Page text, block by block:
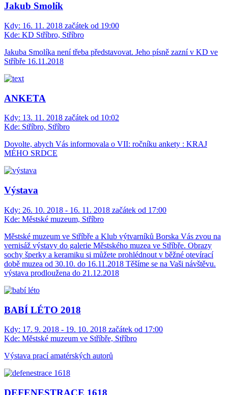
Jakub Smolík
Kdy: 16. 11. 2018 začátek od 19:00
Kde: KD Stříbro, Stříbro
Jakuba Smolíka není třeba představovat. Jeho písně zazní v KD ve
Stříbře 16.11.2018
ANKETA
Kdy: 13. 11. 2018 začátek od 10:02
Kde: Stříbro, Stříbro
Dovolte, abych Vás informovala o VII: ročníku ankety : KRAJ
MÉHO SRDCE
Výstava
Kdy: 26. 10. 2018 - 16. 11. 2018 začátek od 17:00
Kde: Městské muzeum, Stříbro
Městské muzeum ve Stříbře a Klub výtvarníků Borska Vás zvou na
vernisáž výstavy do galerie Městského muzea ve Stříbře. Obrazy
sochy šperky a keramiku si můžete prohlédnout v běžné otevírací
době muzea od 30.10. do 16.11.2018 Těšíme se na Vaši návštěvu.
výstava prodloužena do 21.12.2018
BABÍ LÉTO 2018
Kdy: 17. 9. 2018 - 19. 10. 2018 začátek od 17:00
Kde: Městské muzeum ve Stříbře, Stříbro
Výstava prací amatérských autorů
DEFENESTRACE 1618